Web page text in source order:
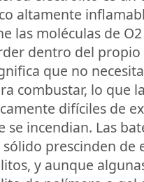
altamente
las moléculas de
dentro del
que no
combustar, lo que
difíciles de
se incendian. Las
prescinden de
y aunque